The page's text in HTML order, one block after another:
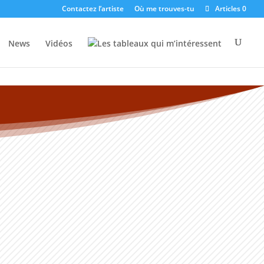
Contactez l’artiste Où me trouves-tu Articles 0
News Vidéos Les tableaux qui m’intéressent